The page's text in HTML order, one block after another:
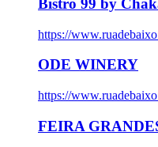
Bistro 99 by
https://
ODE WINERY
https://
FEIRA